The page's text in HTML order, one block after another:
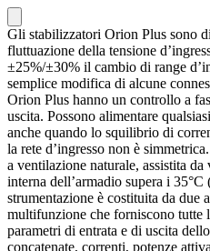
Gli stabilizzatori Orion Plus sono
fluttuazione della tensione
±25%/±30% il cambio di range
semplice modifica di alcune
Orion Plus hanno un controllo a
uscita. Possono alimentare
anche quando lo squilibrio di
la rete d’ingresso non è
a ventilazione naturale, assistita
interna dell’armadio supera i
strumentazione è costituita da due
multifunzione che forniscono tutte
parametri di entrata e di uscita
concatenate, correnti, potenze